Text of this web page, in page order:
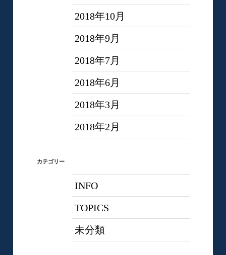
2018年10月
2018年9月
2018年7月
2018年6月
2018年3月
2018年2月
カテゴリー
INFO
TOPICS
未分類